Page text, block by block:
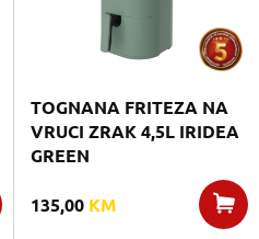
TOGNANA FRITEZA NA
VRUCI ZRAK 4,5L IRIDEA
GREEN
135,00 KM